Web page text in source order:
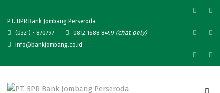
PT. BPR Bank Jombang Perseroda
(0321) - 870797
0812 1688 8499 (chat only)
info@bankjombang.co.id